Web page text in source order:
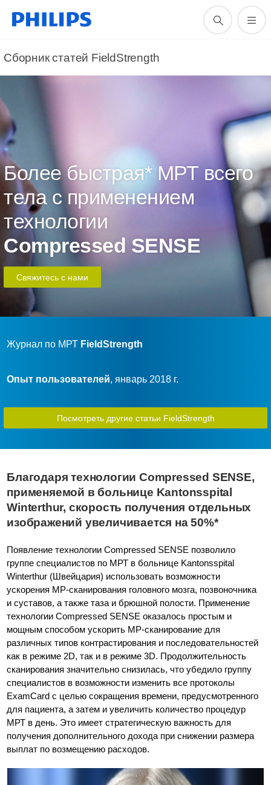
Сборник статей FieldStrength
Более быстрая* МРТ всего
тела с применением
технологии
Compressed SENSE
Свяжитесь с нами
Журнал по МРТ FieldStrength
Опыт пользователей, январь 2018 г.
Посмотреть другие статьи FieldStrength
Благодаря технологии Compressed SENSE,
применяемой в больнице Kantonsspital
Winterthur, скорость получения отдельных
изображений увеличивается на 50%*
Появление технологии Compressed SENSE позволило
группе специалистов по МРТ в больнице Kantonsspital
Winterthur (Швейцария) использовать возможности
ускорения МР-сканирования головного мозга, позвоночника
и суставов, а также таза и брюшной полости. Применение
технологии Compressed SENSE оказалось простым и
мощным способом ускорить МР-сканирование для
различных типов контрастирования и последовательностей
как в режиме 2D, так и в режиме 3D. Продолжительность
сканирования значительно снизилась, что убедило группу
специалистов в возможности изменить все протоколы
ExamCard с целью сокращения времени, предусмотренного
для пациента, а затем и увеличить количество процедур
МРТ в день. Это имеет стратегическую важность для
получения дополнительного дохода при снижении размера
выплат по возмещению расходов.